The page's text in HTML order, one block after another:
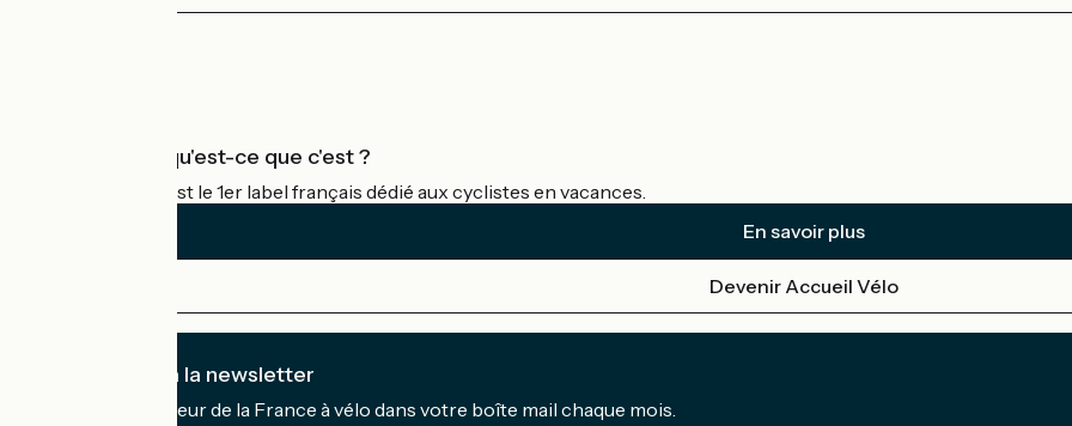
Accueil Vélo qu'est-ce que c'est ?
Accueil Vélo c'est le 1er label français dédié aux cyclistes en vacances.
En savoir plus
Devenir Accueil Vélo
Je m'abonne à la newsletter
Recevez le meilleur de la France à vélo dans votre boîte mail chaque mois.